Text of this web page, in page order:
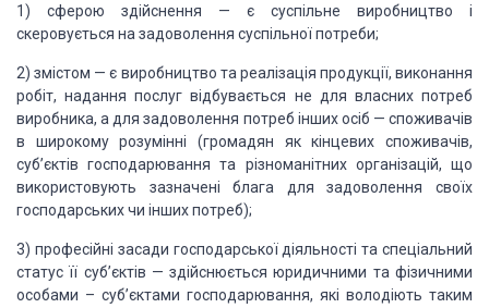
1) сферою здійснення — є суспільне виробництво і
скеровується на задоволення суспільноїпотреби;
2) змістом — є виробництво та реалізація продукції, виконання
робіт, надання послуг відбувається не для власних потреб
виробника, а для задоволення потреб іншихосіб — споживачів
в широкому розумінні (громадян як кінцевих споживачів,
суб’єктів господарювання та різноманітних організацій, що
використовують зазначені блага для задоволення своїх
господарських чи інших потреб);
3) професійні засади господарської діяльності та спеціальний
статус її суб’єктів — здійснюється юридичними та фізичними
особами – суб’єктами господарювання, які володіють таким